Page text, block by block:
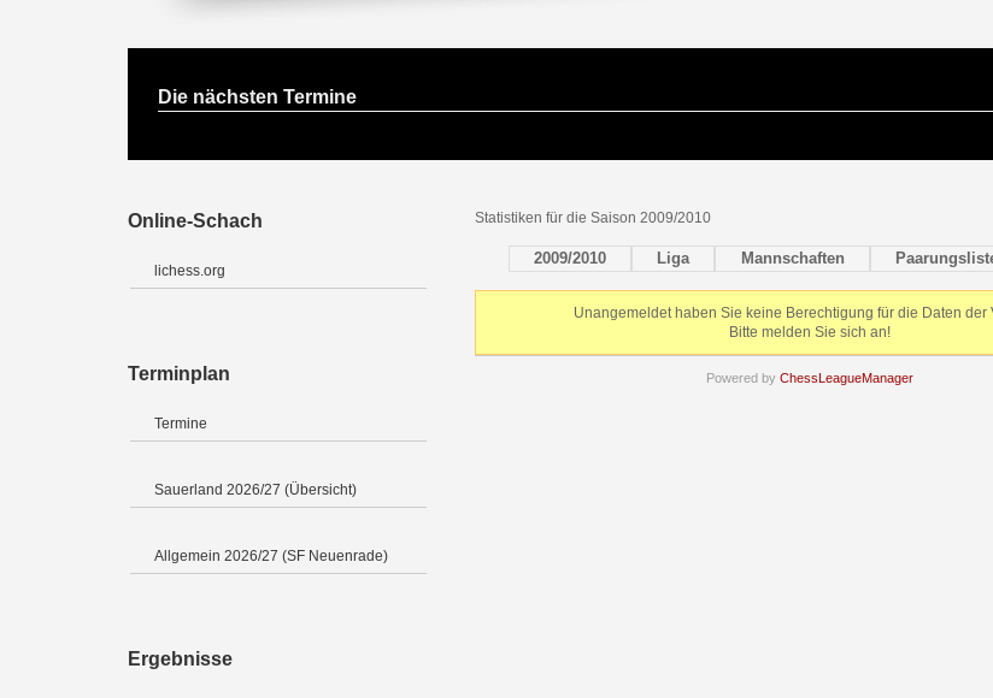
Die nächsten Termine
Online-Schach
lichess.org
Terminplan
Termine
Sauerland 2026/27 (Übersicht)
Allgemein 2026/27 (SF Neuenrade)
Ergebnisse
Statistiken für die Saison 2009/2010
2009/2010 Liga Mannschaften
Unangemeldet haben Sie keine Berechtigung für die Daten der
Bitte melden Sie sich an!
Powered by ChessLeagueManager